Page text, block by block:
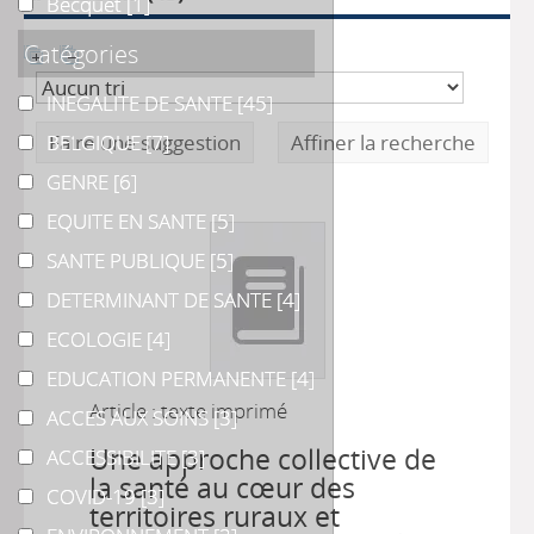
Faire une suggestion Affiner la recherche
Article : texte imprimé
Une approche collective de
la santé au cœur des
territoires ruraux et
Catégories
INEGALITE DE SANTE
INEGALITE DE SANTE[45]
BELGIQUE
BELGIQUE[7]
GENREGENRE [6]
EQUITE EN SANTE
EQUITE EN SANTE [5]
SANTE PUBLIQUE
SANTE PUBLIQUE [5]
DETERMINANT DE SANTE
DETERMINANT DE SANTE [4]
ECOLOGIE
ECOLOGIE [4]
EDUCATION PERMANENTE
EDUCATION PERMANENTE [4]
ACCES AUX SOINS
ACCES AUX SOINS[3]
ACCESSIBILITE
ACCESSIBILITE[3]
COVID-19
COVID-19[3]